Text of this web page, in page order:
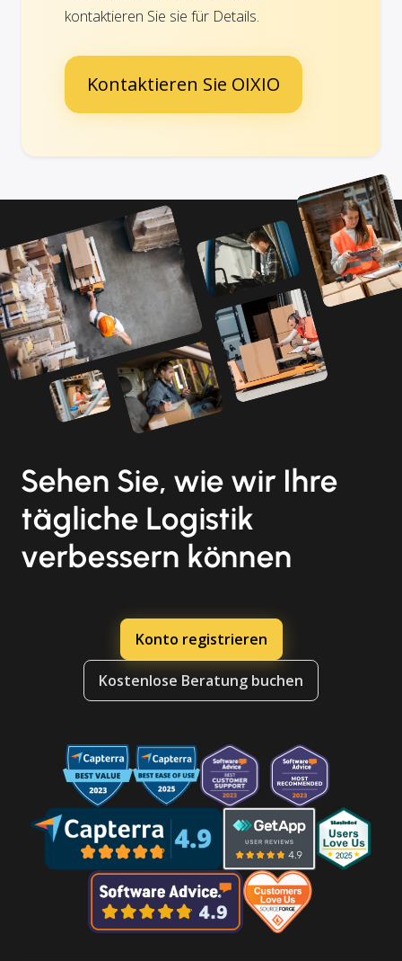
kontaktieren Sie sie für Details.
Kontaktieren Sie OIXIO
Sehen Sie, wie wir Ihre
tägliche Logistik
verbessern können
Konto registrieren
Kostenlose Beratung buchen